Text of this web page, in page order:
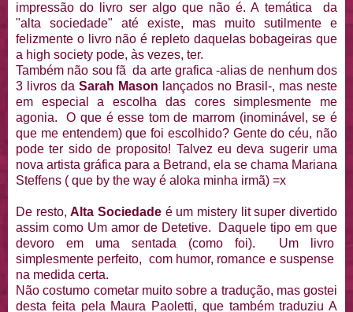
impressão do livro ser algo que não é. A temática da
"alta sociedade" até existe, mas muito sutilmente e
felizmente o livro não é repleto daquelas bobageiras que
a high society pode, às vezes, ter.
Também não sou fã da arte grafica -alias de nenhum dos
3 livros da Sarah Mason lançados no Brasil-, mas neste
em especial a escolha das cores simplesmente me
agonia. O que é esse tom de marrom (inominável, se é
que me entendem) que foi escolhido? Gente do céu, não
pode ter sido de proposito! Talvez eu deva sugerir uma
nova artista gráfica para a Betrand, ela se chama Mariana
Steffens ( que by the way é aloka minha irmã) =x
De resto,Alta Sociedade é um mistery lit super divertido
assim como Um amor de Detetive. Daquele tipo em que
devoro em uma sentada (como foi). Um livro
simplesmente perfeito, com humor, romance e suspense
na medida certa.
Não costumo cometar muito sobre a tradução, mas gostei
desta feita pela Maura Paoletti, que também traduziu A